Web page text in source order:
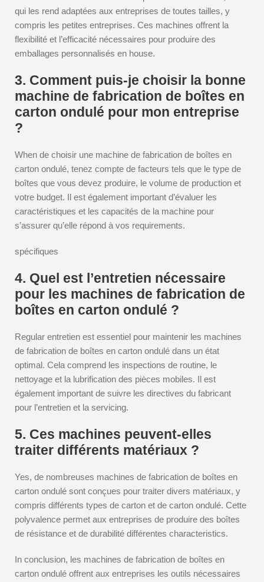
qui les rend adaptées aux entreprises de toutes tailles, y
compris les petites entreprises. Ces machines offrent la
flexibilité et l’efficacité nécessaires pour produire des
emballages personnalisés en house.
3. Comment puis-je choisir la bonne
machine de fabrication de boîtes en
carton ondulé pour mon entreprise
?
When de choisir une machine de fabrication de boîtes en
carton ondulé, tenez compte de facteurs tels que le type de
boîtes que vous devez produire, le volume de production et
votre budget. Il est également important d’évaluer les
caractéristiques et les capacités de la machine pour
s’assurer qu’elle répond à vos requirements.
spécifiques
4. Quel est l’entretien nécessaire
pour les machines de fabrication de
boîtes en carton ondulé ?
Regular entretien est essentiel pour maintenir les machines
de fabrication de boîtes en carton ondulé dans un état
optimal. Cela comprend les inspections de routine, le
nettoyage et la lubrification des pièces mobiles. Il est
également important de suivre les directives du fabricant
pour l’entretien et la servicing.
5. Ces machines peuvent-elles
traiter différents matériaux ?
Yes, de nombreuses machines de fabrication de boîtes en
carton ondulé sont conçues pour traiter divers matériaux, y
compris différents types de carton et de carton ondulé. Cette
polyvalence permet aux entreprises de produire des boîtes
de résistance et de durabilité différentes characteristics.
In conclusion, les machines de fabrication de boîtes en
carton ondulé offrent aux entreprises les outils nécessaires